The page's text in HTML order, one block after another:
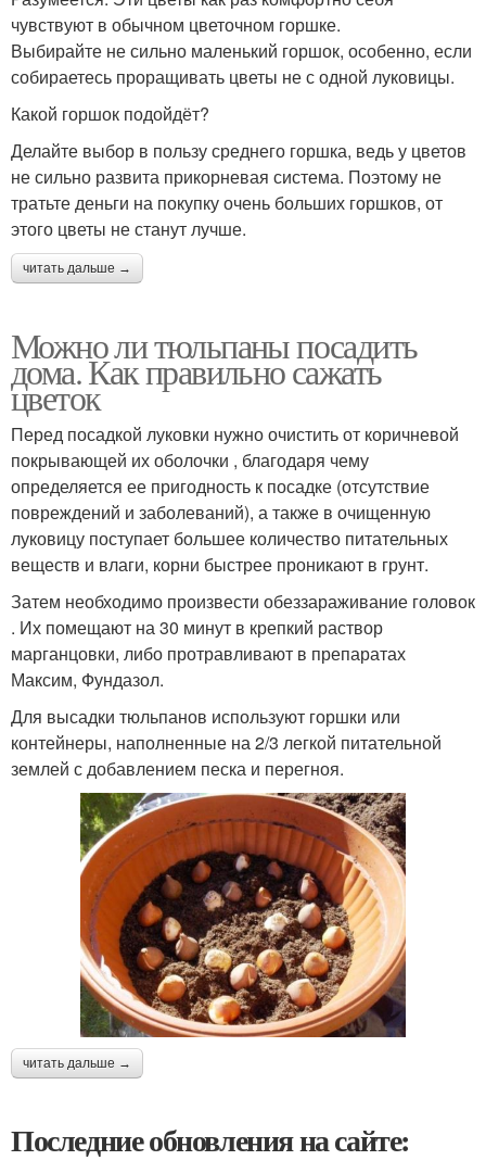
чувствуют в обычном цветочном горшке.
Выбирайте не сильно маленький горшок, особенно, если
собираетесь проращивать цветы не с одной луковицы.
Какой горшок подойдёт?
Делайте выбор в пользу среднего горшка, ведь у цветов
не сильно развита прикорневая система. Поэтому не
тратьте деньги на покупку очень больших горшков, от
этого цветы не станут лучше.
читать дальше →
Можно ли тюльпаны посадить
дома. Как правильно сажать
цветок
Перед посадкой луковки нужно очистить от коричневой
покрывающей их оболочки , благодаря чему
определяется ее пригодность к посадке (отсутствие
повреждений и заболеваний), а также в очищенную
луковицу поступает большее количество питательных
веществ и влаги, корни быстрее проникают в грунт.
Затем необходимо произвести обеззараживание головок
. Их помещают на 30 минут в крепкий раствор
марганцовки, либо протравливают в препаратах
Максим, Фундазол.
Для высадки тюльпанов используют горшки или
контейнеры, наполненные на 2/3 легкой питательной
землей с добавлением песка и перегноя.
читать дальше →
Последние обновления на сайте: